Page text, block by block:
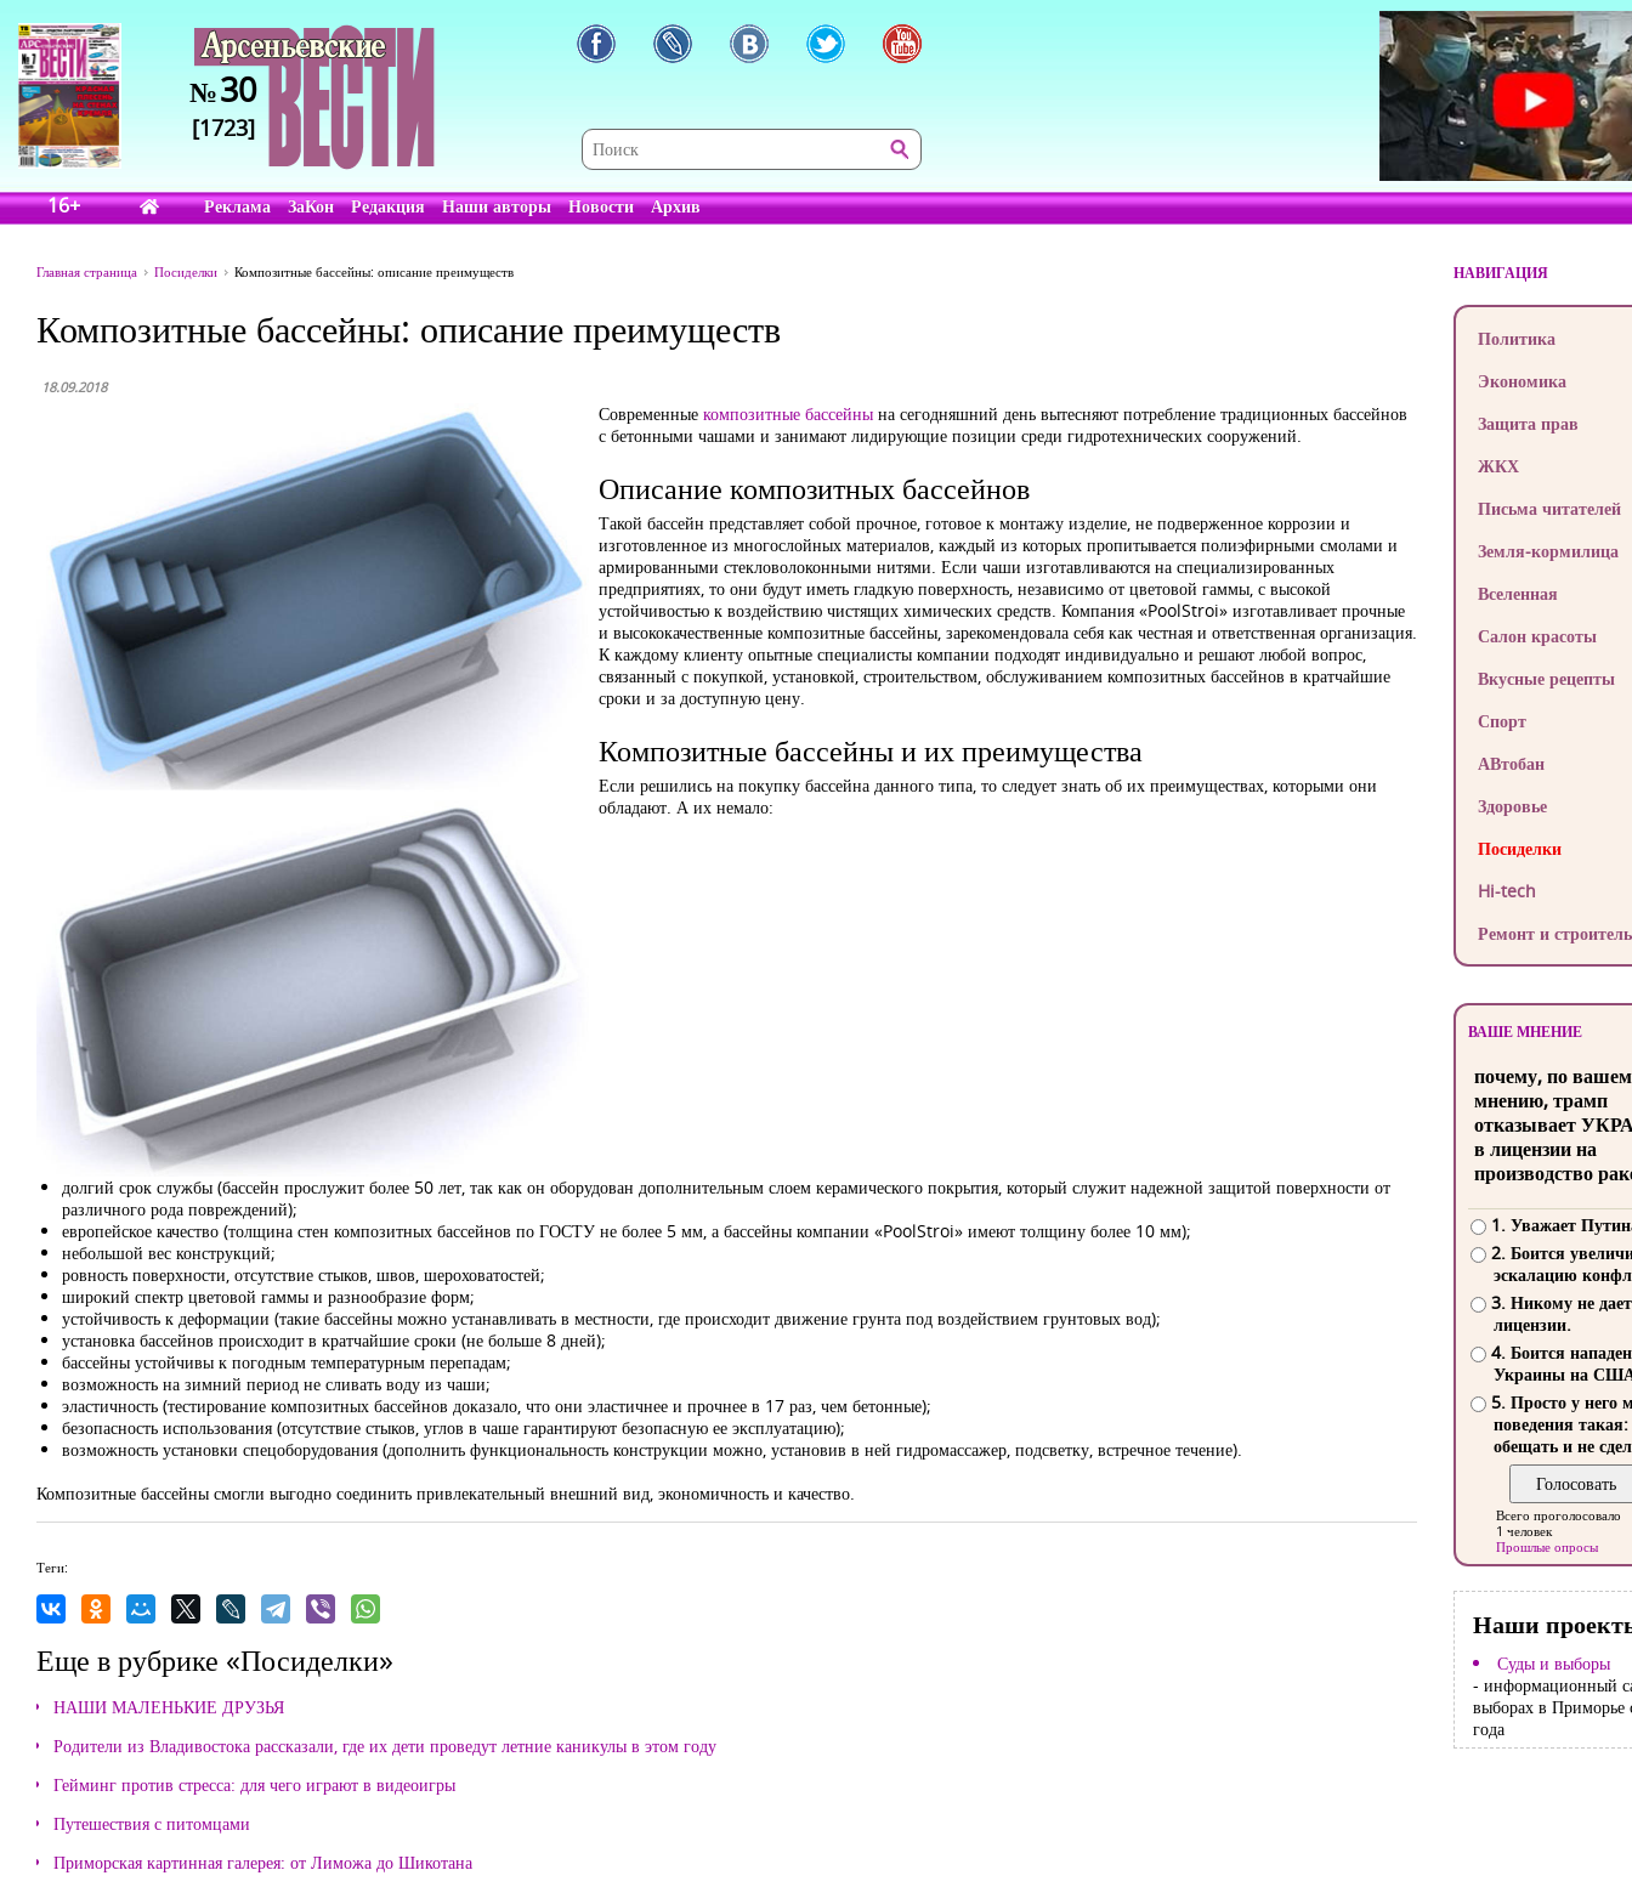
№30
[1723]
16+ Реклама ЗаКон Редакция Наши авторы Новости Архив
Главная страница Посиделки Композитные бассейны: описание преимуществ
Композитные бассейны: описание преимуществ
18.09.2018
Современные композитные бассейнына сегодняшний день вытесняют потребление традиционных бассейнов
с бетонными чашами и занимают лидирующие позиции среди гидротехнических сооружений.
Описание композитных бассейнов
Такой бассейн представляет собой прочное, готовое к монтажу изделие, не подверженное коррозии и
изготовленное из многослойных материалов, каждый из которых пропитывается полиэфирными смолами и
армированными стекловолоконными нитями. Если чаши изготавливаются на специализированных
предприятиях, то они будут иметь гладкую поверхность, независимо от цветовой гаммы, с высокой
устойчивостью к воздействию чистящих химических средств. Компания «PoolStroi» изготавливает прочные
и высококачественные композитные бассейны, зарекомендовала себя как честная и ответственная организация.
К каждому клиенту опытные специалисты компании подходят индивидуально и решают любой вопрос,
связанный с покупкой, установкой, строительством, обслуживанием композитных бассейнов в кратчайшие
сроки и за доступную цену.
Композитные бассейны и их преимущества
Если решились на покупку бассейна данного типа, то следует знать об их преимуществах, которыми они
обладают. А их немало:
долгий срок службы (бассейн прослужит более 50 лет, так как он оборудован дополнительным слоем керамического покрытия, который служит надежной защитой поверхности от
различного рода повреждений);
европейское качество (толщина стен композитных бассейнов по ГОСТУ не более 5 мм, а бассейны компании «PoolStroi» имеют толщину более 10 мм);
небольшой вес конструкций;
ровность поверхности, отсутствие стыков, швов, шероховатостей;
широкий спектр цветовой гаммы и разнообразие форм;
устойчивость к деформации (такие бассейны можно устанавливать в местности, где происходит движение грунта под воздействием грунтовых вод);
установка бассейнов происходит в кратчайшие сроки (не больше 8 дней);
бассейны устойчивы к погодным температурным перепадам;
возможность на зимний период не сливать воду из чаши;
эластичность (тестирование композитных бассейнов доказало, что они эластичнее и прочнее в 17 раз, чем бетонные);
безопасность использования (отсутствие стыков, углов в чаше гарантируют безопасную ее эксплуатацию);
возможность установки спецоборудования (дополнить функциональность конструкции можно, установив в ней гидромассажер, подсветку, встречное течение).
Композитные бассейны смогли выгодно соединить привлекательный внешний вид, экономичность и качество.
Теги:
Еще в рубрике «Посиделки»
НАШИ МАЛЕНЬКИЕ ДРУЗЬЯ
Родители из Владивостока рассказали, где их дети проведут летние каникулы в этом году
Гейминг против стресса: для чего играют в видеоигры
Путешествия с питомцами
Приморская картинная галерея: от Лиможа до Шикотана
НАВИГАЦИЯ
Политика
Экономика
Защита прав
ЖКХ
Письма читателей
Земля-кормилица
Вселенная
Салон красоты
Вкусные рецепты
Спорт
АВтобан
Здоровье
Посиделки
Hi-tech
Ремонт и
ВАШЕ МНЕНИЕ
почему, по
мнению, трамп
отказывает
в лицензии на
производство
1. Уважает
2. Боится
эскалацию
3. Никому не
лицензии.
4. Боится
Украины на
5. Просто у него
поведения такая:
обещать и не
Всего проголосовало
1 человек
Прошлые опросы
Наши
Суды и выборы
- информационный
выборах в Приморье
года